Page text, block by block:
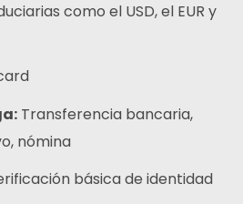
como el USD, el EUR y
Transferencia bancaria,
nómina
básica de identidad